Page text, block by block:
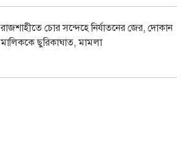
রাজশাহীতে চোর সন্দেহে নির্যাতনের জের, দোকান
মালিককে ছুরিকাঘাত, মামলা